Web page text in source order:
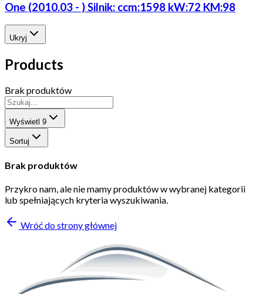
One (2010.03 - ) Silnik: ccm:1598 kW:72 KM:98
Ukryj
Products
Brak produktów
Wyświetl 9
Sortuj
Brak produktów
Przykro nam, ale nie mamy produktów w wybranej kategorii
lub spełniających kryteria wyszukiwania.
Wróć do strony głównej